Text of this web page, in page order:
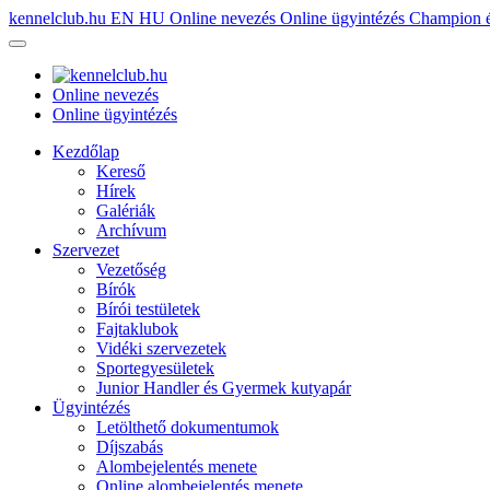
kennelclub.hu EN HU Online nevezés Online ügyintézés Champion
Online nevezés
Online ügyintézés
Kezdőlap
Kereső
Hírek
Galériák
Archívum
Szervezet
Vezetőség
Bírók
Bírói testületek
Fajtaklubok
Vidéki szervezetek
Sportegyesületek
Junior Handler és Gyermek kutyapár
Ügyintézés
Letölthető dokumentumok
Díjszabás
Alombejelentés menete
Online alombejelentés menete